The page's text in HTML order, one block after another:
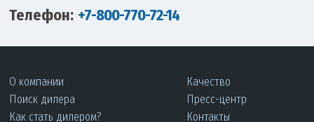
Телефон: +7-800-770-72-14
О компании
Поиск дилера
Как стать дилером?
Качество
Пресс-центр
Контакты